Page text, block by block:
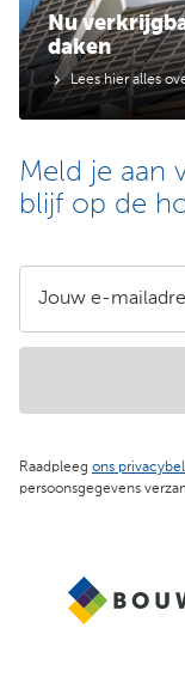
Nu
daken
Lees hier alles
Meld je aan
blijf op de
Jouw e-
Raadpleeg ons
persoonsgegevens